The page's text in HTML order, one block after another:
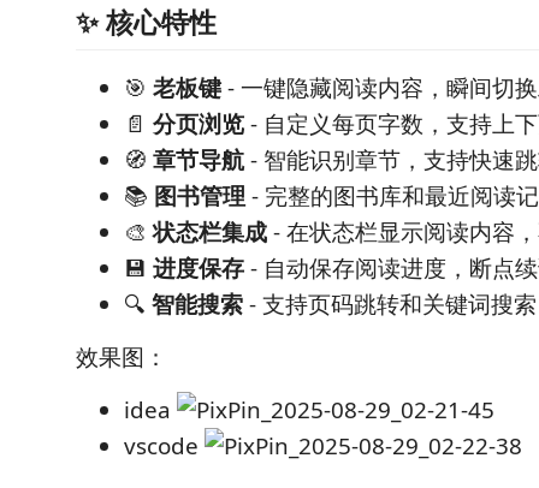
✨ 核心特性
🎯 老板键- 一键隐藏阅读内容，瞬间切
📄 分页浏览- 自定义每页字数，支持上
🧭 章节导航- 智能识别章节，支持快速
📚 图书管理 - 完整的图书库和最近阅读
🎨状态栏集成- 在状态栏显示阅读内容
💾 进度保存- 自动保存阅读进度，断点
🔍 智能搜索- 支持页码跳转和关键词搜索
效果图：
idea
vscode